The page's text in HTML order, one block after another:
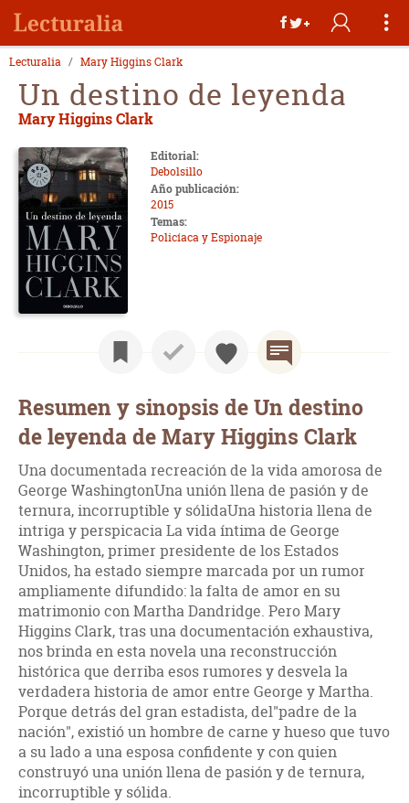
Lecturalia Mary Higgins Clark
Un destino de leyenda
Mary Higgins Clark
Editorial:
Debolsillo
Año publicación:
2015
Temas:
Policíaca y Espionaje
Resumen y sinopsis de Un destino
de leyenda de Mary Higgins Clark
Una documentada recreación de la vida amorosa de
George WashingtonUna unión llena de pasión y de
ternura, incorruptible y sólidaUna historia llena de
intriga y perspicacia La vida íntima de George
Washington, primer presidente de los Estados
Unidos, ha estado siempre marcada por un rumor
ampliamente difundido: la falta de amor en su
matrimonio con Martha Dandridge. Pero Mary
Higgins Clark, tras una documentación exhaustiva,
nos brinda en esta novela una reconstrucción
histórica que derriba esos rumores y desvela la
verdadera historia de amor entre George y Martha.
Porque detrás del gran estadista, del"padre de la
nación", existió un hombre de carne y hueso que tuvo
a su lado a una esposa confidente y con quien
construyó una unión llena de pasión y de ternura,
incorruptible y sólida.